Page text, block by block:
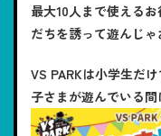
最大10人まで使える
だちを誘って遊んじゃ
VS PARKは小学生だ
子さまが遊んでいる